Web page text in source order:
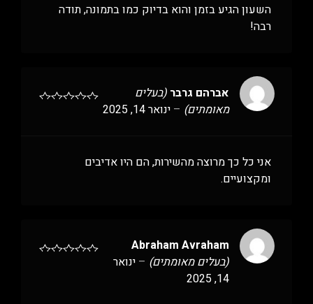
השעון הגיע בזמן והוא בדיוק כמו בתמונה, תודה
רבה!
אברהם גרבר (בעלים
מאומתים) – ינואר 14, 2025
אני כל כך מרוצה מהשירות, הם היו אדיבים
ומקצועיים.
Abraham Avraham
(בעלים מאומתים) – ינואר
14, 2025